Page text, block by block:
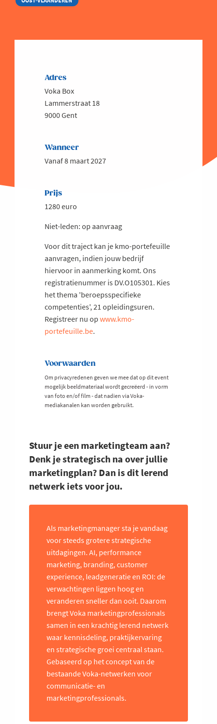
Stuur je een marketingteam aan?
Denk je strategisch na over jullie
marketingplan? Dan is dit lerend
netwerk iets voor jou.
Als marketingmanager sta je vandaag
voor steeds grotere strategische
uitdagingen. AI, performance
marketing, branding, customer
experience, leadgeneratie en ROI: de
verwachtingen liggen hoog en
veranderen sneller dan ooit. Daarom
brengt Voka marketingprofessionals
samen in een krachtig lerend netwerk
waar kennisdeling, praktijkervaring
en strategische groei centraal staan.
Gebaseerd op het concept van de
bestaande Voka-netwerken voor
communicatie- en
marketingprofessionals.
Adres
Voka Box
Lammerstraat 18
9000 Gent
Wanneer
Vanaf 8 maart 2027
Prijs
1280 euro
Niet-leden: op aanvraag
Voor dit traject kan je kmo-portefeuille
aanvragen, indien jouw bedrijf
hiervoor in aanmerking komt. Ons
registratienummer is DV.O105301. Kies
het thema 'beroepsspecifieke
competenties', 21 opleidingsuren.
Registreer nu op www.kmo-
portefeuille.be.
Voorwaarden
Om privacyredenen geven we mee dat op dit event
mogelijk beeldmateriaal wordt gecreëerd - in vorm
van foto en/of film - dat nadien via Voka-
mediakanalen kan worden gebruikt.